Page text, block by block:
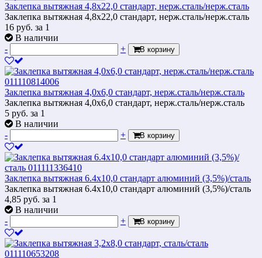
Заклепка вытяжная 4,8х22,0 стандарт, нерж.сталь/нерж.сталь
Заклепка вытяжная 4,8х22,0 стандарт, нерж.сталь/нерж.сталь
16 руб. за 1
В наличии
-
+ В корзину
Заклепка вытяжная 4,0х6,0 стандарт, нерж.сталь/нерж.сталь
Заклепка вытяжная 4,0х6,0 стандарт, нерж.сталь/нерж.сталь
5 руб. за 1
В наличии
-
+ В корзину
Заклепка вытяжная 6.4х10,0 стандарт алюминий (3,5%)/сталь
Заклепка вытяжная 6.4х10,0 стандарт алюминий (3,5%)/сталь
4,85 руб. за 1
В наличии
-
+ В корзину